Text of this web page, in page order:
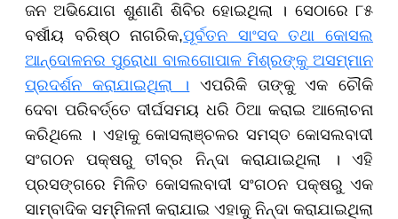
ଜନ ଅଭିଯୋଗ ଶୁଣାଣି ଶିବିର ହୋଇଥିଲା । ସେଠାରେ ୮୫
ବର୍ଷୀୟ ବରିଷ୍ଠ ନାଗରିକ,ପୂର୍ବତନ ସାଂସଦ ତଥା କୋସଲ
ଆନ୍ଦୋଳନର ପୁରୋଧା ବାଲଗୋପାଳ ମିଶ୍ରଙ୍କୁ ଅସମ୍ମାନ
ପ୍ରଦର୍ଶନ କରାଯାଇଥିଲା ।
ଏପରିକି ତାଙ୍କୁ ଏକ ଚୌକି
ଦେବା ପରିବର୍ତ୍ତେ ଦୀର୍ଘସମୟ ଧରି ଠିଆ କରାଇ ଆଲୋଚନା
କରିଥିଲେ । ଏହାକୁ କୋସଲାଞ୍ଚଳର ସମସ୍ତ କୋସଲବାଦୀ
ସଂଗଠନ ପକ୍ଷରୁ ତୀବ୍ର ନିନ୍ଦା କରାଯାଇଥିଲା । ଏହି
ପ୍ରସଙ୍ଗରେ ମିଳିତ କୋସଲବାଦୀ ସଂଗଠନ ପକ୍ଷରୁ ଏକ
ସାମ୍ବାଦିକ ସମ୍ମିଳନୀ କରାଯାଇ ଏହାକୁ ନିନ୍ଦା କରାଯାଇଥିଲା